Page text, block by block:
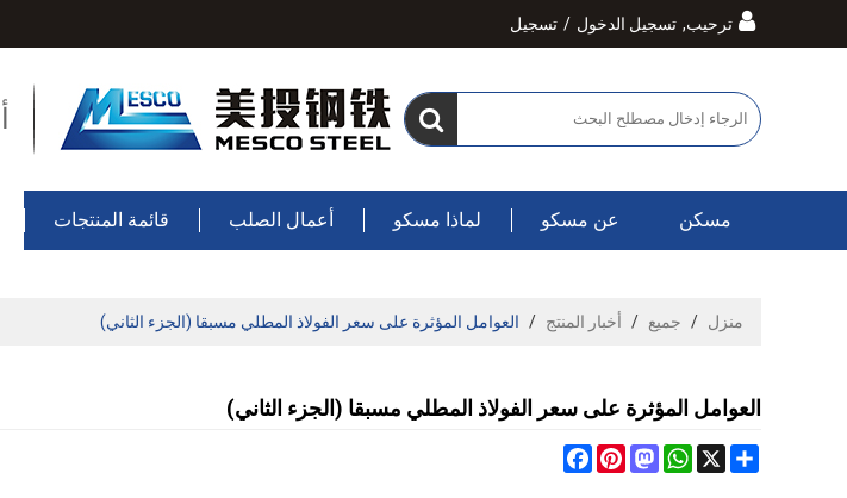
ترحيب, تسجيل الدخول / تسجيل
مسكن عن مسكو لماذا مسكو أعمال الصلب قائمة المنتجات
منزل / جميع / أخبار المنتج / العوامل المؤثرة على سعر الفولاذ المطلي مسبقا (الجزء الثاني)
العوامل المؤثرة على سعر الفولاذ المطلي مسبقا (الجزء الثاني)
Share
FacebookPinterest
Mastodon
WhatsApp X